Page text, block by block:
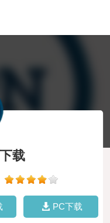
载
PC下载